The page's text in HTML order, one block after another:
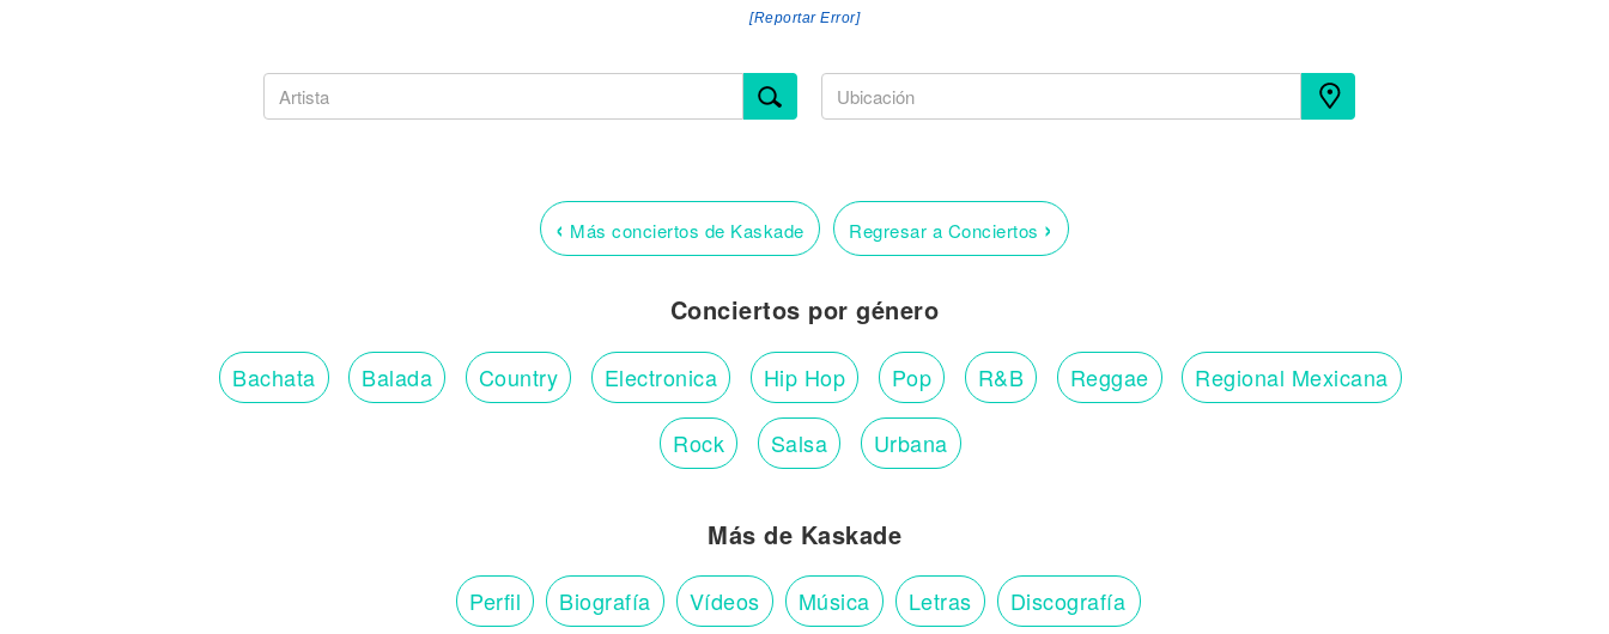
[Reportar Error]
‹ Más conciertos de Kaskade Regresar a Conciertos ›
Conciertos por género
Bachata Balada Country Electronica Hip Hop Pop R&B Reggae Regional Mexicana
Rock Salsa Urbana
Más de Kaskade
Perfil Biografía Vídeos Música Letras Discografía